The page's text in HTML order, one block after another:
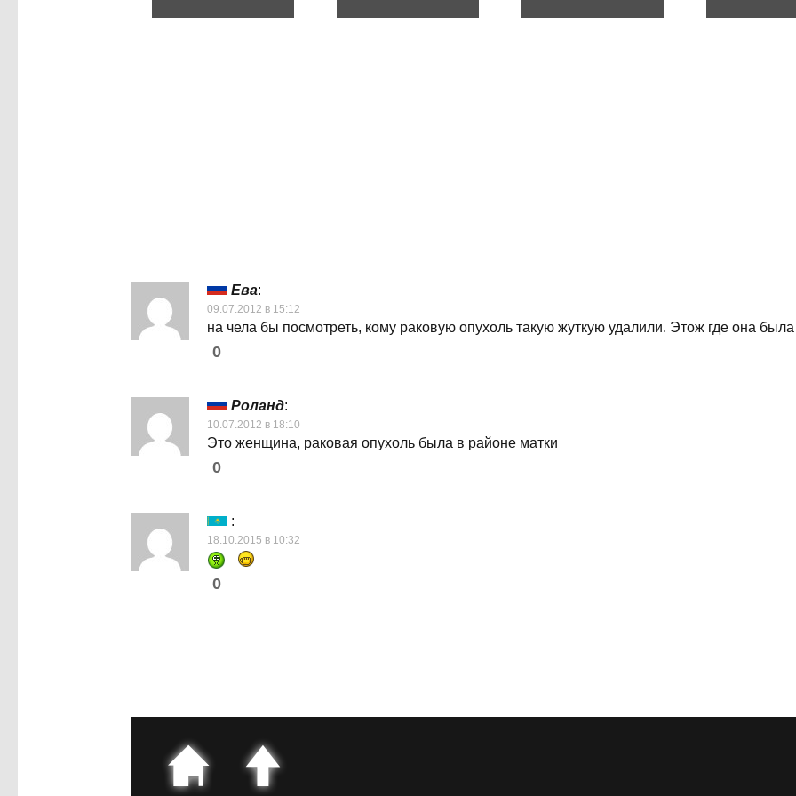
Ева:
09.07.2012 в 15:12
на чела бы посмотреть, кому раковую опухоль такую жуткую удалили. Этож где она была
0
Роланд:
10.07.2012 в 18:10
Это женщина, раковая опухоль была в районе матки
0
:
18.10.2015 в 10:32
0